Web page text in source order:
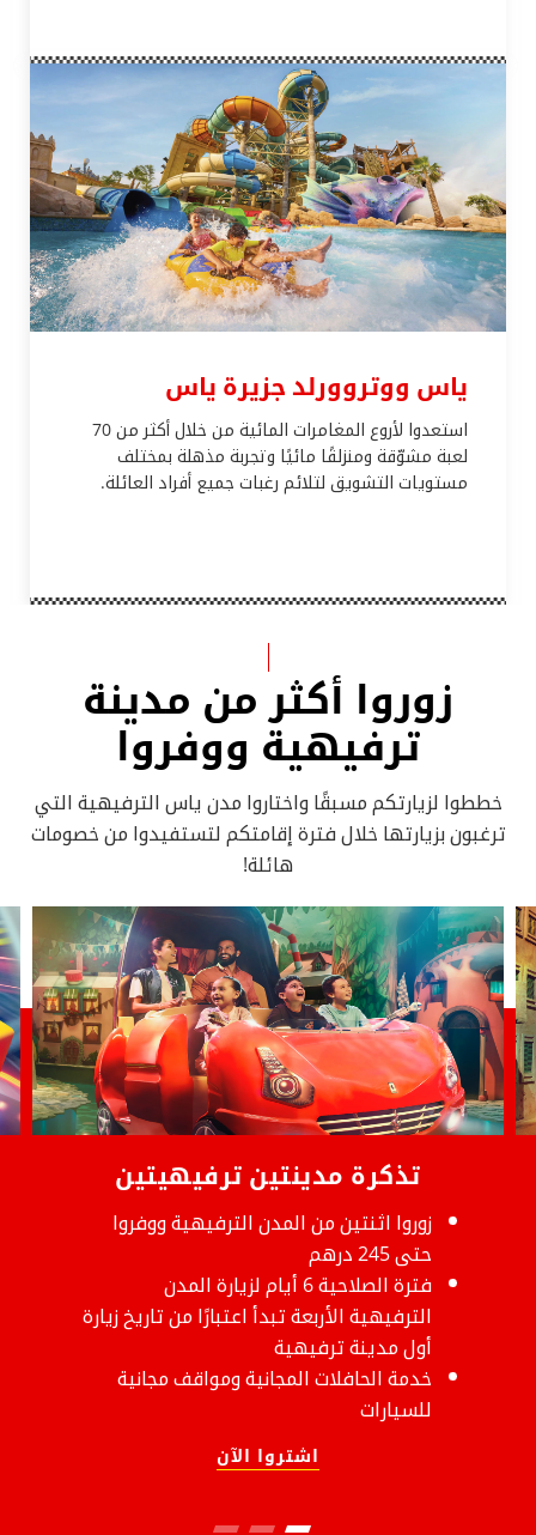
ياس ووتروورلد جزيرة ياس
استعدوا لأروع المغامرات المائية من خلال أكثر من 70
لعبة مشوّقة ومنزلقًا مائيًا وتجربة مذهلة بمختلف
مستويات التشويق لتلائم رغبات جميع أفراد العائلة.
زوروا أكثر من مدينة
ترفيهية ووفروا
خططوا لزيارتكم مسبقًا واختاروا مدن ياس الترفيهية التي
ترغبون بزيارتها خلال فترة إقامتكم لتستفيدوا من خصومات
هائلة!
تذكرة مدينتين ترفيهيتين
زوروا اثنتين من المدن الترفيهية ووفروا
حتى 245 درهم
فترة الصلاحية 6 أيام لزيارة المدن
الترفيهية الأربعة تبدأ اعتبارًا من تاريخ زيارة
أول مدينة ترفيهية
خدمة الحافلات المجانية ومواقف مجانية
للسيارات
اشتروا الآن